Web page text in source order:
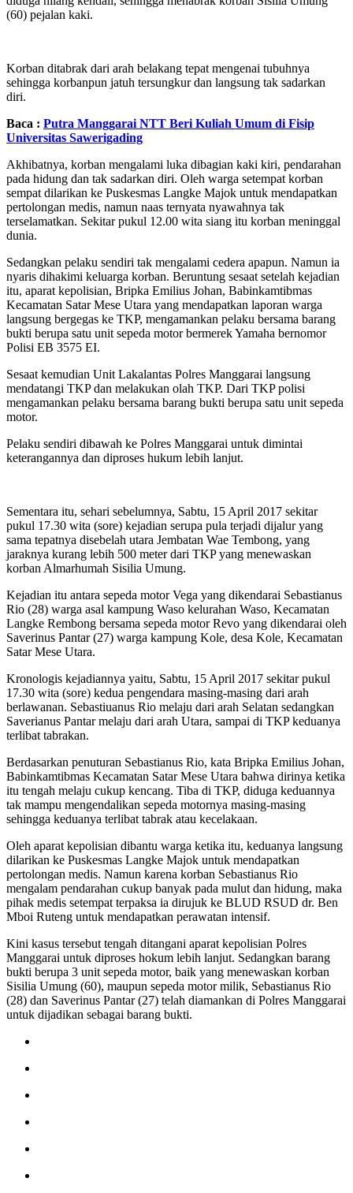
(60) pejalan kaki.
Korban ditabrak dari arah belakang tepat mengenai tubuhnya
sehingga korbanpun jatuh tersungkur dan langsung tak sadarkan
diri.
Baca : Putra Manggarai NTT Beri Kuliah Umum di Fisip
Universitas Sawerigading
Akhibatnya, korban mengalami luka dibagian kaki kiri, pendarahan
pada hidung dan tak sadarkan diri. Oleh warga setempat korban
sempat dilarikan ke Puskesmas Langke Majok untuk mendapatkan
pertolongan medis, namun naas ternyata nyawahnya tak
terselamatkan. Sekitar pukul 12.00 wita siang itu korban meninggal
dunia.
Sedangkan pelaku sendiri tak mengalami cedera apapun. Namun ia
nyaris dihakimi keluarga korban. Beruntung sesaat setelah kejadian
itu, aparat kepolisian, Bripka Emilius Johan, Babinkamtibmas
Kecamatan Satar Mese Utara yang mendapatkan laporan warga
langsung bergegas ke TKP, mengamankan pelaku bersama barang
bukti berupa satu unit sepeda motor bermerek Yamaha bernomor
Polisi EB 3575 EI.
Sesaat kemudian Unit Lakalantas Polres Manggarai langsung
mendatangi TKP dan melakukan olah TKP. Dari TKP polisi
mengamankan pelaku bersama barang bukti berupa satu unit sepeda
motor.
Pelaku sendiri dibawah ke Polres Manggarai untuk dimintai
keterangannya dan diproses hukum lebih lanjut.
Sementara itu, sehari sebelumnya, Sabtu, 15 April 2017 sekitar
pukul 17.30 wita (sore) kejadian serupa pula terjadi dijalur yang
sama tepatnya disebelah utara Jembatan Wae Tembong, yang
jaraknya kurang lebih 500 meter dari TKP yang menewaskan
korban Almarhumah Sisilia Umung.
Kejadian itu antara sepeda motor Vega yang dikendarai Sebastianus
Rio (28) warga asal kampung Waso kelurahan Waso, Kecamatan
Langke Rembong bersama sepeda motor Revo yang dikendarai oleh
Saverinus Pantar (27) warga kampung Kole, desa Kole, Kecamatan
Satar Mese Utara.
Kronologis kejadiannya yaitu, Sabtu, 15 April 2017 sekitar pukul
17.30 wita (sore) kedua pengendara masing-masing dari arah
berlawanan. Sebastiuanus Rio melaju dari arah Selatan sedangkan
Saverianus Pantar melaju dari arah Utara, sampai di TKP keduanya
terlibat tabrakan.
Berdasarkan penuturan Sebastianus Rio, kata Bripka Emilius Johan,
Babinkamtibmas Kecamatan Satar Mese Utara bahwa dirinya ketika
itu tengah melaju cukup kencang. Tiba di TKP, diduga keduannya
tak mampu mengendalikan sepeda motornya masing-masing
sehingga keduanya terlibat tabrak atau kecelakaan.
Oleh aparat kepolisian dibantu warga ketika itu, keduanya langsung
dilarikan ke Puskesmas Langke Majok untuk mendapatkan
pertolongan medis. Namun karena korban Sebastianus Rio
mengalam pendarahan cukup banyak pada mulut dan hidung, maka
pihak medis setempat terpaksa ia dirujuk ke BLUD RSUD dr. Ben
Mboi Ruteng untuk mendapatkan perawatan intensif.
Kini kasus tersebut tengah ditangani aparat kepolisian Polres
Manggarai untuk diproses hokum lebih lanjut. Sedangkan barang
bukti berupa 3 unit sepeda motor, baik yang menewaskan korban
Sisilia Umung (60), maupun sepeda motor milik, Sebastianus Rio
(28) dan Saverinus Pantar (27) telah diamankan di Polres Manggarai
untuk dijadikan sebagai barang bukti.